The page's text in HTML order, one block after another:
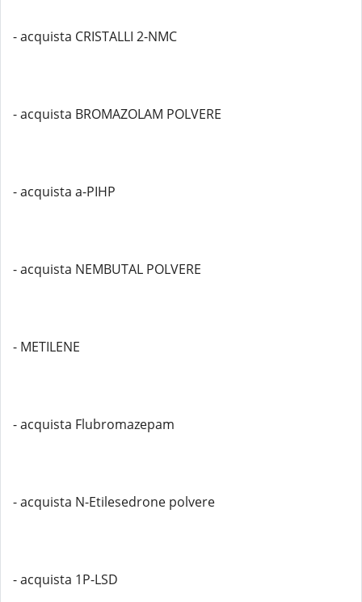
- acquista CRISTALLI 2-NMC
- acquista BROMAZOLAM POLVERE
- acquista a-PIHP
- acquista NEMBUTAL POLVERE
- METILENE
- acquista Flubromazepam
- acquista N-Etilesedrone polvere
- acquista 1P-LSD